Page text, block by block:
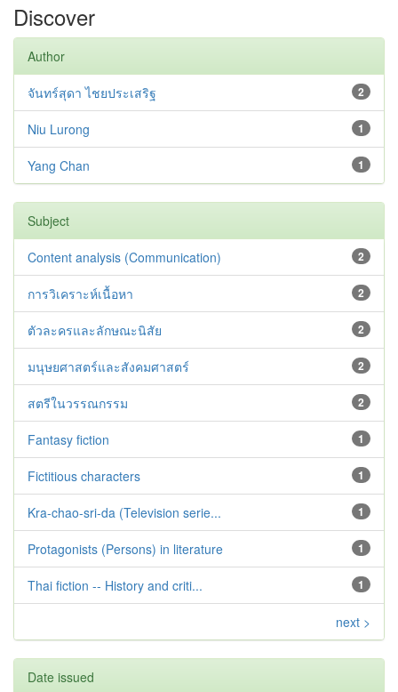
Discover
Author
2
จันทร์สุดา ไชยประเสริฐ
1
Niu Lurong
1
Yang Chan
Subject
2
Content analysis (Communication)
2
การวิเคราะห์เนื้อหา
2
ตัวละครและลักษณะนิสัย
2
มนุษยศาสตร์และสังคมศาสตร์
2
สตรีในวรรณกรรม
1
Fantasy fiction
1
Fictitious characters
1
Kra-chao-sri-da (Television serie...
1
Protagonists (Persons) in literature
1
Thai fiction -- History and criti...
next >
Date issued